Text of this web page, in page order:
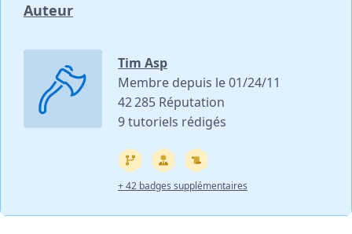
Auteur
Tim Asp
Membre depuis le 01/24/11
42 285 Réputation
9 tutoriels rédigés
+ 42 badges supplémentaires